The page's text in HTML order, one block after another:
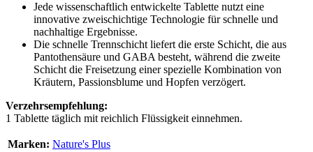
Jede wissenschaftlich entwickelte Tablette nutzt eine
innovative zweischichtige Technologie für schnelle und
nachhaltige Ergebnisse.
Die schnelle Trennschicht liefert die erste Schicht, die aus
Pantothensäure und GABA besteht, während die zweite
Schicht die Freisetzung einer spezielle Kombination von
Kräutern, Passionsblume und Hopfen verzögert.
Verzehrsempfehlung:
1 Tablette täglich mit reichlich Flüssigkeit einnehmen.
Marken: Nature's Plus